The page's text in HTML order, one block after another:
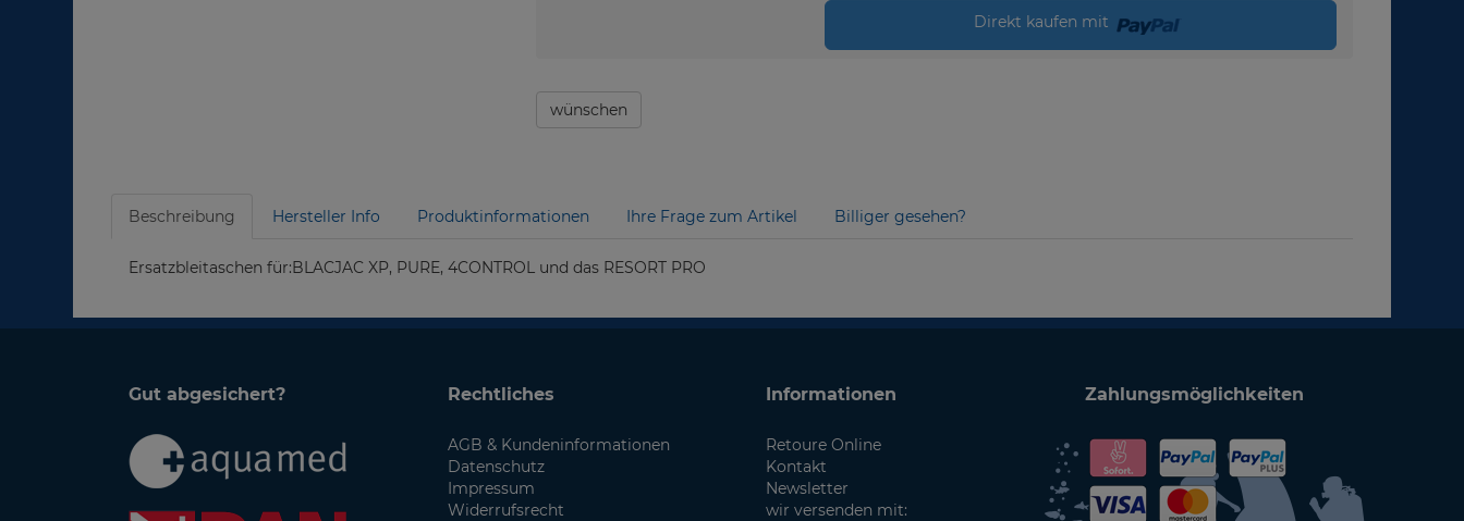
Direkt kaufen mit
wünschen
Beschreibung Hersteller Info Produktinformationen Ihre Frage zum Artikel Billiger gesehen?
Ersatzbleitaschen für:BLACJAC XP, PURE, 4CONTROL und das RESORT PRO
Gut abgesichert? Rechtliches
AGB & Kundeninformationen
Datenschutz
Impressum
Widerrufsrecht
Informationen
Retoure Online
Kontakt
Newsletter
wir versenden mit:
Zahlungsmöglichkeiten